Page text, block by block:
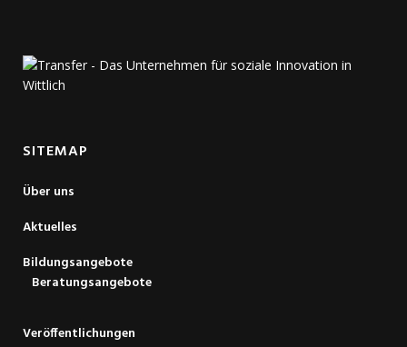
SITEMAP
Über uns
Aktuelles
Bildungsangebote
Beratungsangebote
Veröffentlichungen